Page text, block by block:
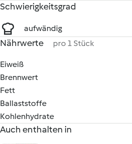
Schwierigkeitsgrad
aufwändig
Nährwerte pro 1 Stück
Eiweiß
Brennwert
Fett
Ballaststoffe
Kohlenhydrate
Auch enthalten in